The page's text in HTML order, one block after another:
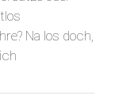
Na los doch,